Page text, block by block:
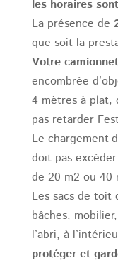
les horaires
La présence de
que soit la
Votre
encombrée
4 mètres à plat,
pas retarder
Le chargement-
doit pas
de 20 m2 ou 40
Les sacs de toit
bâches,
l’abri, à
protéger et